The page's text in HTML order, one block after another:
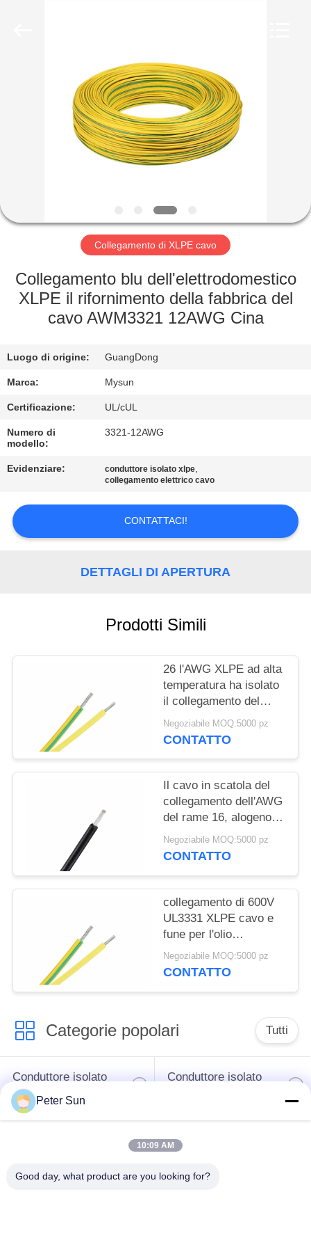
PRODOTTI
GIRO
FABBRICA
CONTROLLO
QUALITÀ
CONTATTICI
RICHIEDA
UNA
MAPPA
POLICY
Collegamento di XLPE cavo
Collegamento blu dell'elettrodomestico
XLPE il rifornimento della fabbrica del
cavo AWM3321 12AWG Cina
Luogo di origine: GuangDong
Marca: Mysun
Certificazione: UL/cUL
Numero di
modello:
3321-12AWG
Evidenziare: conduttore isolato xlpe,
collegamento elettrico cavo
CONTATTACI!
DETTAGLI DI APERTURA
Prodotti Simili
26 l'AWG XLPE ad alta
temperatura ha isolato
il collegamento del
cavo 600v cavo 150C
UL3289
Negoziabile MOQ:5000 pz
CONTATTO
Il cavo in scatola del
collegamento dell'AWG
del rame 16, alogeno
basso del fumo cabla
liberamente UL3271
Negoziabile MOQ:5000 pz
CONTATTO
collegamento di 600V
UL3331 XLPE cavo e
fune per l'olio
dell'elettrodomestico
resistente
Negoziabile MOQ:5000 pz
CONTATTO
Categorie popolari Tutti
Conduttore isolato
flessibile
Conduttore isolato
Cavo della batteria
Peter Sun
10:09 AM
Good day, what product are you looking for?